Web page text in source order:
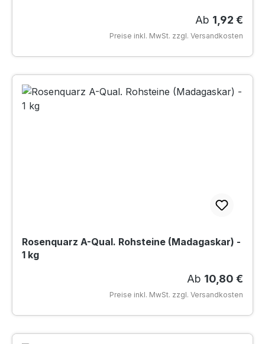
Regulärer
Ab 1,92 €
Preise inkl. MwSt. zzgl. Versandkosten
Rosenquarz A-Qual. Rohsteine (Madagaskar) -
1 kg
Regulärer
Ab 10,80 €
Preise inkl. MwSt. zzgl. Versandkosten